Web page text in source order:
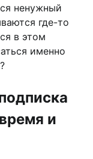
ненужный
где-то
в этом
именно
и